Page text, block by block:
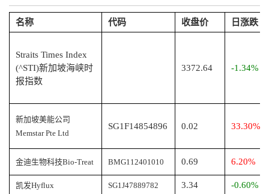
名称 代码 收盘价 日涨跌
Straits Times Index
(^STI)新加坡海峡时
报指数
3372.64 -1.34%
新加坡美能公司
Memstar Pte Ltd
SG1F14854896 0.02 33.30%
金迪生物科技Bio-Treat BMG112401010 0.69 6.20%
凯发Hyflux SG1J47889782 3.34 -0.60%